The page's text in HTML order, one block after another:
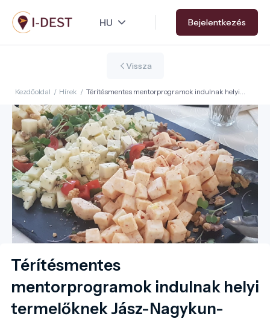
Ugrás
a
tartalomra
Bejelentkezés
Vissza
Kezdőoldal / Hírek / Térítésmentes mentorprogramok indulnak helyi
termelőknek Jász-Nagykun-Szolnok vármegyében
Térítésmentes
mentorprogramok indulnak helyi
termelőknek Jász-Nagykun-